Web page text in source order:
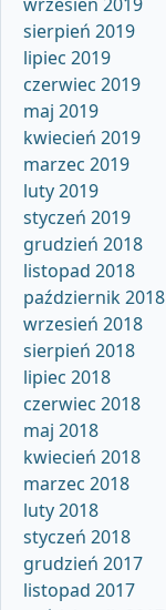
sierpień 2019
lipiec 2019
czerwiec 2019
maj 2019
kwiecień 2019
marzec 2019
luty 2019
styczeń 2019
grudzień 2018
listopad 2018
październik 2018
wrzesień 2018
sierpień 2018
lipiec 2018
czerwiec 2018
maj 2018
kwiecień 2018
marzec 2018
luty 2018
styczeń 2018
grudzień 2017
listopad 2017